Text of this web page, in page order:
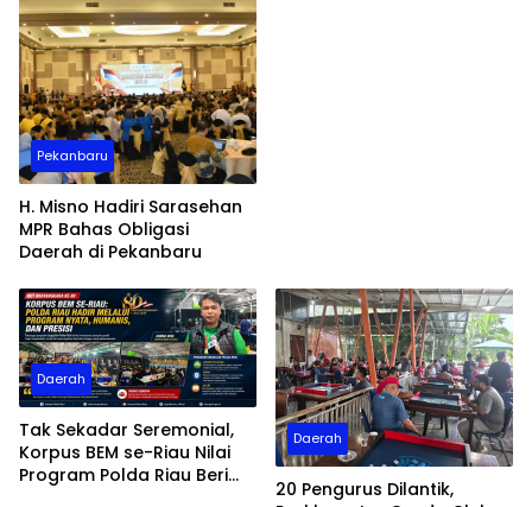
Pekanbaru
H. Misno Hadiri Sarasehan
MPR Bahas Obligasi
Daerah di Pekanbaru
Daerah
Tak Sekadar Seremonial,
Korpus BEM se-Riau Nilai
Program Polda Riau Beri
Daerah
20 Pengurus Dilantik,